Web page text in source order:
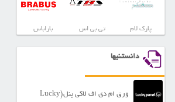
پارک لام تی بی اس باراباس
دانستنیها
ورق ام دی اف لاکی پنل(Lucky